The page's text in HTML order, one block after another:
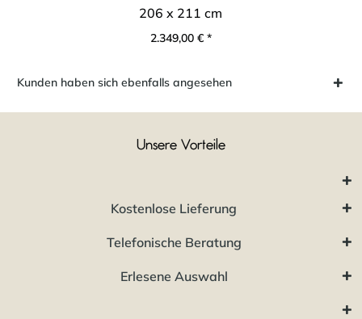
206 x 211 cm
2.349,00 € *
Kunden haben sich ebenfalls angesehen
Unsere Vorteile
Kostenlose Lieferung
Telefonische Beratung
Erlesene Auswahl